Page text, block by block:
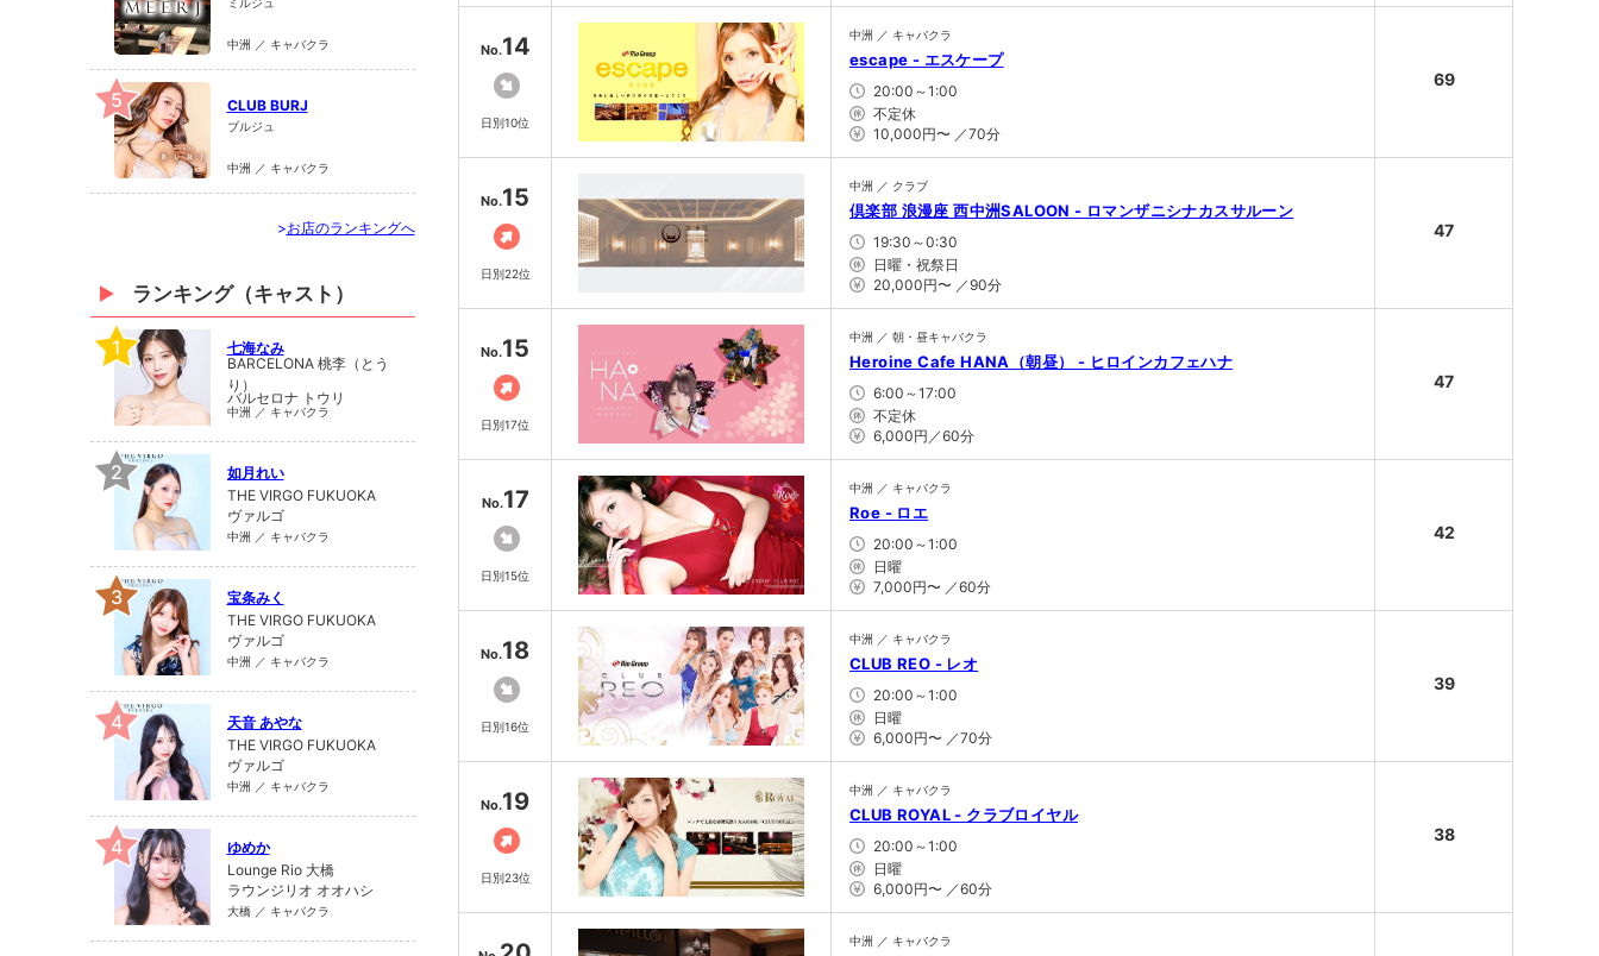
No.14
日別10位
中洲 ／ キャバクラ
escape - エスケープ
20:00～1:00
不定休
10,000円〜 ／70分
69
No.15
日別22位
中洲 ／ クラブ
倶楽部 浪漫座 西中洲SALOON - ロマンザニシナカスサルーン
19:30～0:30
日曜・祝祭日
20,000円〜 ／90分
47
No.15
日別17位
中洲 ／ 朝・昼キャバクラ
Heroine Cafe HANA（朝昼） - ヒロインカフェハナ
6:00～17:00
不定休
6,000円／60分
47
No.17
日別15位
中洲 ／ キャバクラ
Roe - ロエ
20:00～1:00
日曜
7,000円〜 ／60分
42
No.18
日別16位
中洲 ／ キャバクラ
CLUB REO - レオ
20:00～1:00
日曜
6,000円〜 ／70分
39
No.19
日別23位
中洲 ／ キャバクラ
CLUB ROYAL - クラブロイヤル
20:00～1:00
日曜
6,000円〜 ／60分
38
中洲 ／ キャバクラ
中洲 ／ キャバクラ
5 CLUB BURJ
ブルジュ
中洲 ／ キャバクラ
>お店のランキングへ
ランキング（キャスト）
1
七海なみ
BARCELONA 桃李（とう
り）
バルセロナ トウリ
中洲 ／ キャバクラ
2
如月れい
THE VIRGO FUKUOKA
ヴァルゴ
中洲 ／ キャバクラ
3
宝条みく
THE VIRGO FUKUOKA
ヴァルゴ
中洲 ／ キャバクラ
4
天音 あやな
THE VIRGO FUKUOKA
ヴァルゴ
中洲 ／ キャバクラ
4
ゆめか
Lounge Rio 大橋
ラウンジリオ オオハシ
大橋 ／ キャバクラ